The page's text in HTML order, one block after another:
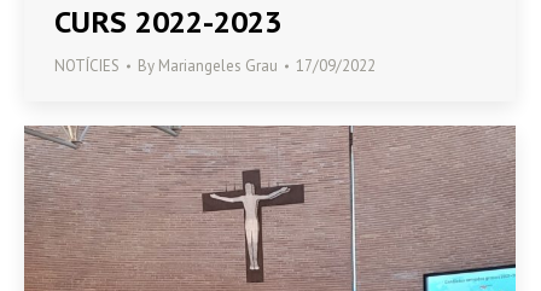
CURS 2022-2023
NOTÍCIES By Mariangeles Grau 17/09/2022